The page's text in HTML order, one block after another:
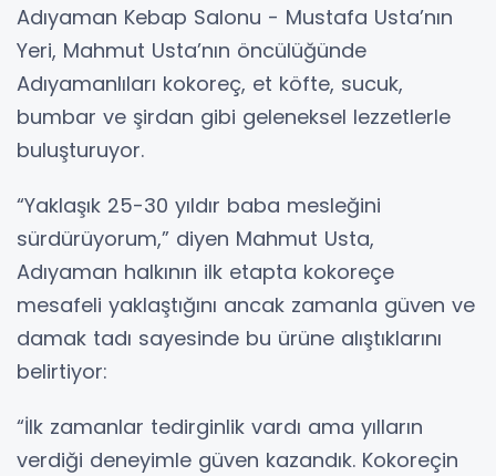
Adıyaman Kebap Salonu - Mustafa Usta’nın
Yeri, Mahmut Usta’nın öncülüğünde
Adıyamanlıları kokoreç, et köfte, sucuk,
bumbar ve şirdan gibi geleneksel lezzetlerle
buluşturuyor.
“Yaklaşık 25-30 yıldır baba mesleğini
sürdürüyorum,” diyen Mahmut Usta,
Adıyaman halkının ilk etapta kokoreçe
mesafeli yaklaştığını ancak zamanla güven ve
damak tadı sayesinde bu ürüne alıştıklarını
belirtiyor:
“İlk zamanlar tedirginlik vardı ama yılların
verdiği deneyimle güven kazandık. Kokoreçin